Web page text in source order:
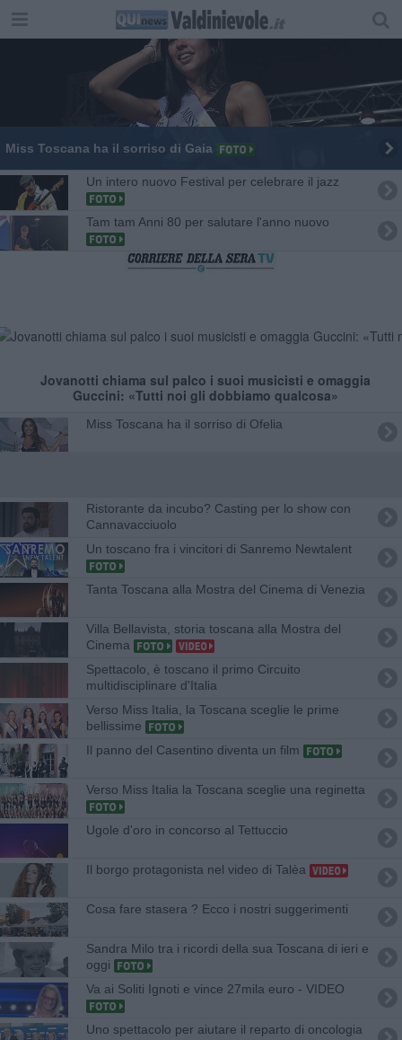
Miss Toscana ha il sorriso di Gaia
Un intero nuovo Festival per celebrare il jazz
Tam tam Anni 80 per salutare l'anno nuovo
Jovanotti chiama sul palco i suoi musicisti e omaggia
Guccini: «Tutti noi gli dobbiamo qualcosa»
Miss Toscana ha il sorriso di Ofelia
Ristorante da incubo? Casting per lo show con
Cannavacciuolo
Un toscano fra i vincitori di Sanremo Newtalent
Tanta Toscana alla Mostra del Cinema di Venezia
Villa Bellavista, storia toscana alla Mostra del
Cinema
Spettacolo, è toscano il primo Circuito
multidisciplinare d'Italia
Verso Miss Italia, la Toscana sceglie le prime
bellissime
Il panno del Casentino diventa un film
Verso Miss Italia la Toscana sceglie una reginetta
Ugole d'oro in concorso al Tettuccio
Il borgo protagonista nel video di Talèa
Cosa fare stasera ? Ecco i nostri suggerimenti
​Sandra Milo tra i ricordi della sua Toscana di ieri e
oggi
Va ai Soliti Ignoti e vince 27mila euro - VIDEO
Uno spettacolo per aiutare il reparto di oncologia